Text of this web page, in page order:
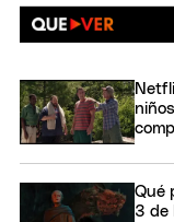
Qué
3 de